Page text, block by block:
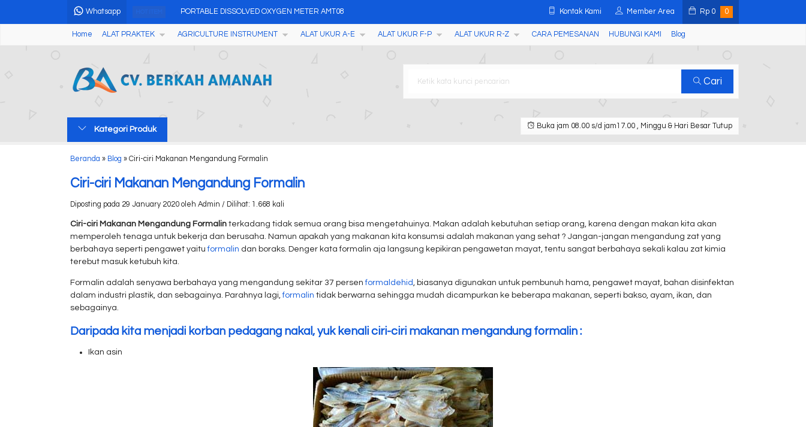
Whatsapp PORTABLE DISSOLVED OXYGEN METER AMT08
Automatic Digital Melting Point Tester with Printe
Wireless Professional Weather Station with RCC Clo
Alat Pengukur Kelembaban Tembakau, Kayu, Kertas, P
Alat Uji Formalin Pada Makanan Formaldehyde Detect
Kontak Kami Member Area Rp 0 0
Home ALAT PRAKTEK AGRICULTURE INSTRUMENT ALAT UKUR A-E ALAT UKUR F-P ALAT UKUR R-Z CARA PEMESANAN HUBUNGI KAMI Blog
Cari
Kategori Produk Buka jam 08.00 s/d jam17.00 , Minggu & Hari Besar Tutup
Beranda » Blog » Ciri-ciri Makanan Mengandung Formalin
Ciri-ciri Makanan Mengandung Formalin
Diposting pada 29 January 2020 oleh Admin / Dilihat: 1.668 kali
Ciri-ciri Makanan Mengandung Formalin terkadang tidak semua orang bisa mengetahuinya. Makan adalah kebutuhan setiap orang, karena dengan makan kita akan
memperoleh tenaga untuk bekerja dan berusaha. Namun apakah yang makanan kita konsumsi adalah makanan yang sehat ? Jangan-jangan mengandung zat yang
berbahaya seperti pengawet yaituformalin dan boraks. Denger kata formalin aja langsung kepikiran pengawetan mayat, tentu sangat berbahaya sekali kalau zat kimia
terebut masuk ketubuh kita.
Formalin adalah senyawa berbahaya yang mengandung sekitar 37 persenformaldehid, biasanya digunakan untuk pembunuh hama, pengawet mayat, bahan disinfektan
dalam industri plastik, dan sebagainya. Parahnya lagi,formalin tidak berwarna sehingga mudah dicampurkan ke beberapa makanan, seperti bakso, ayam, ikan, dan
sebagainya.
Daripada kita menjadi korban pedagang nakal, yuk kenali ciri-ciri makanan mengandung formalin :
Ikan asin